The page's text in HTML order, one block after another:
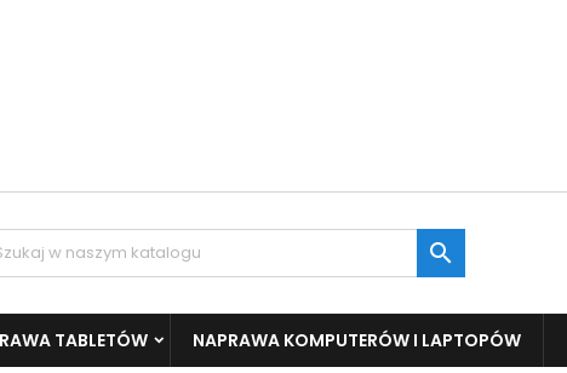

TABLETÓW NAPRAWA KOMPUTERÓW I LAPTOPÓW